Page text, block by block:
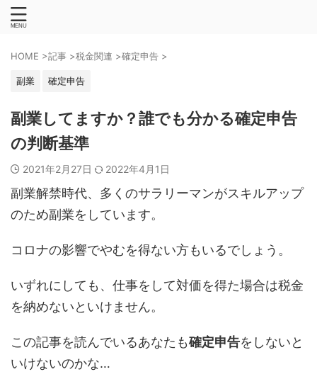
HOME >記事 >税金関連 >確定申告 >
副業 確定申告
副業してますか？誰でも分かる確定申告
の判断基準
2021年2月27日 2022年4月1日
副業解禁時代、多くのサラリーマンがスキルアップ
のため副業をしています。
コロナの影響でやむを得ない方もいるでしょう。
いずれにしても、仕事をして対価を得た場合は税金
を納めないといけません。
この記事を読んでいるあなたも確定申告をしないと
いけないのかな…